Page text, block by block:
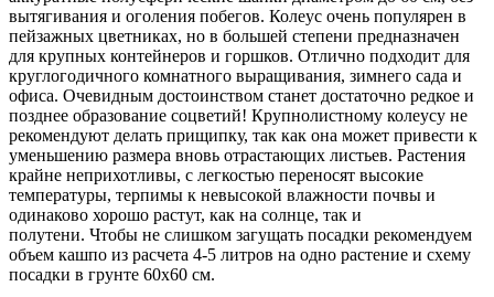
вытягивания и оголения побегов. Колеус очень популярен в
пейзажных цветниках, но в большей степени предназначен
для крупных контейнеров и горшков. Отлично подходит для
круглогодичного комнатного выращивания, зимнего сада и
офиса. Очевидным достоинством станет достаточно редкое и
позднее образование соцветий! Крупнолистному колеусу не
рекомендуют делать прищипку, так как она может привести к
уменьшению размера вновь отрастающих листьев. Растения
крайне неприхотливы, с легкостью переносят высокие
температуры, терпимы к невысокой влажности почвы и
одинаково хорошо растут, как на солнце, так и
полутени. Чтобы не слишком загущать посадки рекомендуем
объем кашпо из расчета 4-5 литров на одно растение и схему
посадки в грунте 60х60 см.